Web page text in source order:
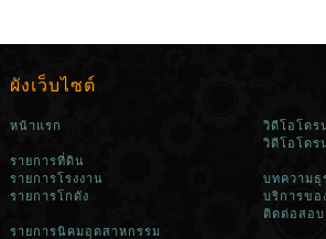
ผังเว็บไซต์
หน้าแรก
รายการที่ดิน
รายการโรงงาน
รายการโกดัง
รายการนิคมอุตสาหกรรม
วิดีโอโดร
วิดีโอโดร
บทความธุ
บริการขอ
ติดต่อสอบ